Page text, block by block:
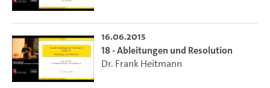
16.06.2015
18 - Ableitungen und Resolution
Dr. Frank Heitmann